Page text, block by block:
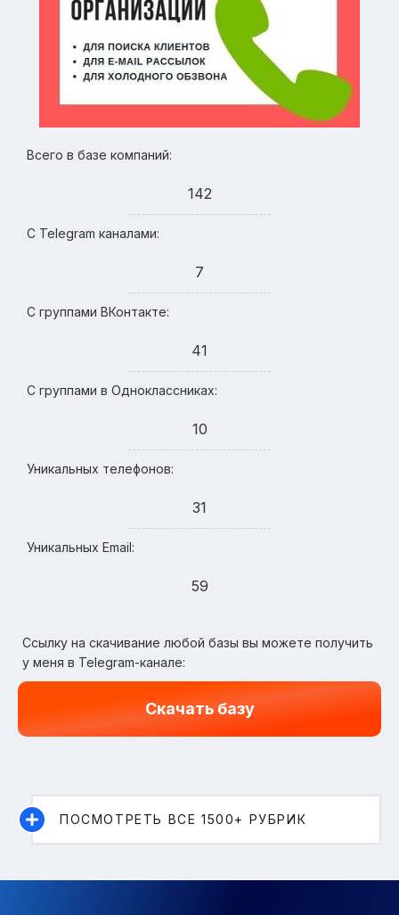
Всего в базе компаний:
142
С Telegram каналами:
7
С группами ВКонтакте:
41
С группами в Одноклассниках:
10
Уникальных телефонов:
31
Уникальных Email:
59
Ссылку на скачивание любой базы вы можете получить
у меня в Telegram-канале:
Скачать базу
ПОСМОТРЕТЬ ВСЕ 1500+ РУБРИК